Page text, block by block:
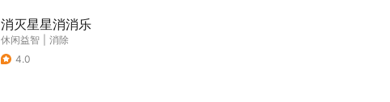
消灭星星消消乐
休闲益智
消除
4.0